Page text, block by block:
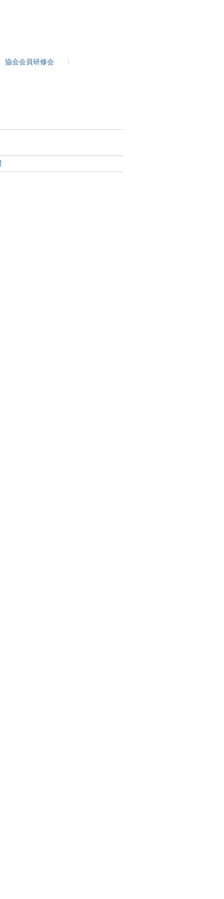
協会会員研修会